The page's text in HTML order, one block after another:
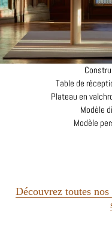
Table de
Plateau en
Modèle
Modèle
Découvrez toutes